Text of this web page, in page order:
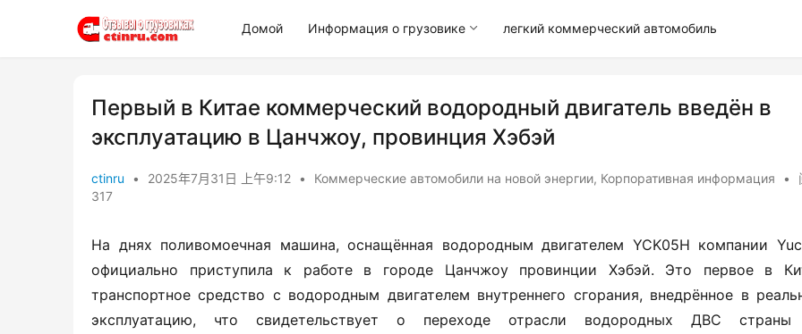
Домой Информация о грузовике легкий коммерческий автомобиль
Первый в Китае коммерческий водородный двигатель введён в
эксплуатацию в Цанчжоу, провинция Хэбэй
ctinru • 2025年7月31日 上午9:12 • Коммерческие автомобили на новой энергии, Корпоративная информация •
317
На днях поливомоечная машина, оснащённая водородным двигателем YCK05H компании
официально приступила к работе в городе Цанчжоу провинции Хэбэй. Это первое в
транспортное средство с водородным двигателем внутреннего сгорания, внедрённое в
эксплуатацию, что свидетельствует о переходе отрасли водородных ДВС